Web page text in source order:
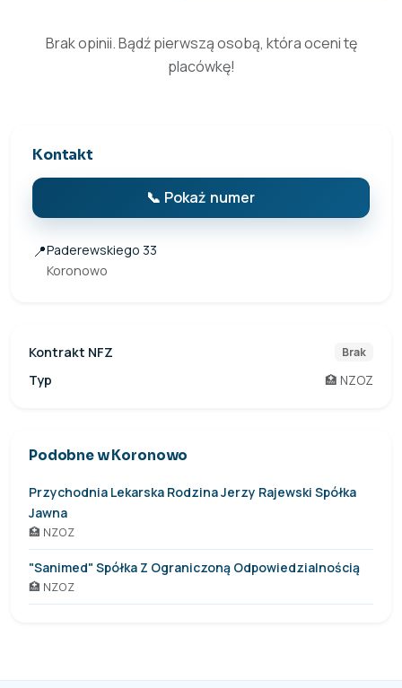
Brak opinii. Bądź pierwszą osobą, która oceni tę
placówkę!
Kontakt
📞 Pokaż numer
📍Paderewskiego 33
Koronowo
Kontrakt NFZ Brak
Typ 🏥 NZOZ
Podobne w Koronowo
Przychodnia Lekarska Rodzina Jerzy Rajewski Spółka
Jawna
🏥 NZOZ
"Sanimed" Spółka Z Ograniczoną Odpowiedzialnością
🏥 NZOZ